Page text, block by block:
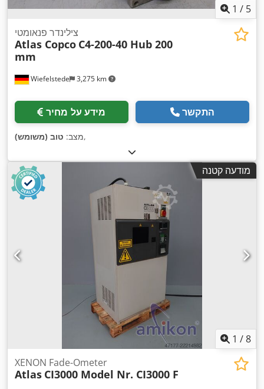
1 / 5
Wiefelstede 3,275 km
צילינדר פנאומטי
Atlas Copco C4-200-40 Hub 200
mm
מידע על מחיר התקשר
מצב: טוב (משומש) ,
מודעה קטנה
1 /8
XENON Fade-Ometer
Atlas CI3000 Model Nr. CI3000 F